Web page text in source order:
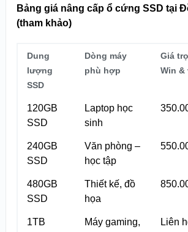
Bảng giá nâng cấp ổ cứng SSD tại
(tham khảo)
Dung
lượng
SSD
Dòng máy
phù hợp
Giá
Win &
120GB
SSD
Laptop học
sinh
240GB
SSD
Văn phòng –
học tập
480GB
SSD
Thiết kế, đồ
họa
1TB
Máy gaming,
Liên